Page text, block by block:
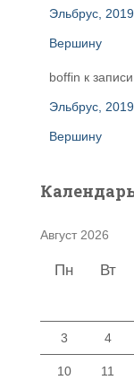
Эльбрус,
Вершину
boffin к записи
Эльбрус,
Вершину
Август 2026
Пн Вт
3 4
10 11